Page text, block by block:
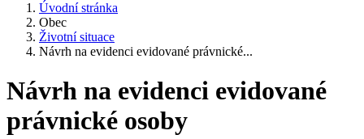
Úvodní stránka
Obec
Životní situace
Návrh na evidenci evidované právnické...
Návrh na evidenci evidované
právnické osoby